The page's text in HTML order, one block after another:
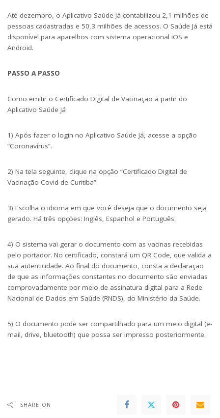
Até dezembro, o Aplicativo Saúde Já contabilizou 2,1 milhões de
pessoas cadastradas e 50,3 milhões de acessos. O Saúde Já está
disponível para aparelhos com sistema operacional iOS e
Android.
PASSO A PASSO
Como emitir o Certificado Digital de Vacinação a partir do
Aplicativo Saúde Já
1) Após fazer o login no Aplicativo Saúde Já, acesse a opção
“Coronavírus”.
2) Na tela seguinte, clique na opção “Certificado Digital de
Vacinação Covid de Curitiba”.
3) Escolha o idioma em que você deseja que o documento seja
gerado. Há três opções: Inglês, Espanhol e Português.
4) O sistema vai gerar o documento com as vacinas recebidas
pelo portador. No certificado, constará um QR Code, que valida a
sua autenticidade. Ao final do documento, consta a declaração
de que as informações constantes no documento são enviadas
comprovadamente por meio de assinatura digital para a Rede
Nacional de Dados em Saúde (RNDS), do Ministério da Saúde.
5) O documento pode ser compartilhado para um meio digital (e-
mail, drive, bluetooth) que possa ser impresso posteriormente.
SHARE ON